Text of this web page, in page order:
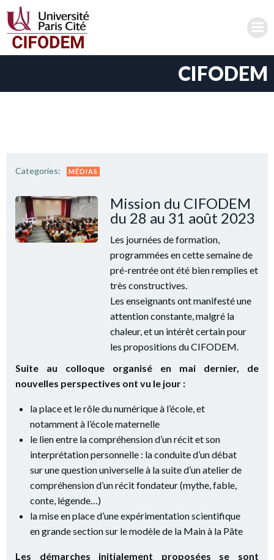
CIFODEM
Categories: MÉDIAS
Mission du CIFODEM
du 28 au 31 août 2023
Les journées de formation,
programmées en cette semaine de
pré-rentrée ont été bien remplies et
très constructives.
Les enseignants ont manifesté une
attention constante, malgré la
chaleur, et un intérêt certain pour
les propositions du CIFODEM.
Suite au colloque organisé en mai dernier, de
nouvelles perspectives ont vu le jour :
la place et le rôle du numérique à l’école, et
notamment à l’école maternelle
le lien entre la compréhension d’un récit et son
interprétation personnelle : la conduite d’un débat
sur une question universelle à la suite d’un atelier de
compréhension d’un récit fondateur (mythe, fable,
conte, légende…)
la mise en place d’une expérimentation scientifique
en grande section sur le modèle de la Main à la Pâte
Les démarches initialement proposées se sont